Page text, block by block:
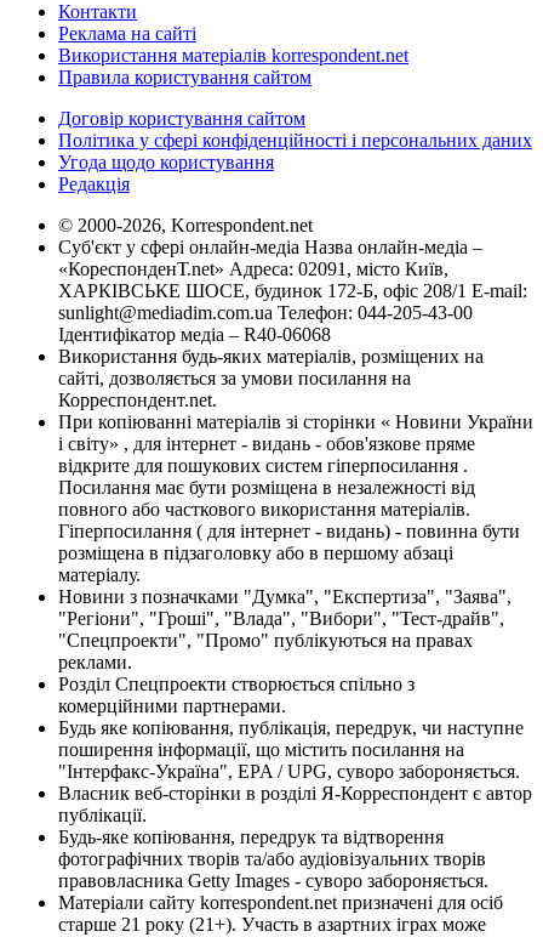
Контакти
Реклама на сайті
Використання матеріалів korrespondent.net
Правила користування сайтом
Договір користування сайтом
Політика у сфері конфіденційності і персональних даних
Угода щодо користування
Редакція
© 2000-2026, Korrespondent.net
Суб'єкт у сфері онлайн-медіа Назва онлайн-медіа –
«КореспонденТ.net» Адреса: 02091, місто Київ,
ХАРКІВСЬКЕ ШОСЕ, будинок 172-Б, офіс 208/1 E-mail:
sunlight@mediadim.com.ua Телефон: 044-205-43-00
Ідентифікатор медіа – R40-06068
Використання будь-яких матеріалів, розміщених на
сайті, дозволяється за умови посилання на
Корреспондент.net.
При копіюванні матеріалів зі сторінки « Новини України
і світу» , для інтернет - видань - обов'язкове пряме
відкрите для пошукових систем гіперпосилання .
Посилання має бути розміщена в незалежності від
повного або часткового використання матеріалів.
Гіперпосилання ( для інтернет - видань) - повинна бути
розміщена в підзаголовку або в першому абзаці
матеріалу.
Новини з позначками "Думка", "Експертиза", "Заява",
"Регіони", "Гроші", "Влада", "Вибори", "Тест-драйв",
"Спецпроекти", "Промо" публікуються на правах
реклами.
Розділ Спецпроекти створюється спільно з
комерційними партнерами.
Будь яке копіювання, публікація, передрук, чи наступне
поширення інформації, що містить посилання на
"Інтерфакс-Україна", EPA / UPG, суворо забороняється.
Власник веб-сторінки в розділі Я-Корреспондент є автор
публікації.
Будь-яке копіювання, передрук та відтворення
фотографічних творів та/або аудіовізуальних творів
правовласника Getty Images - суворо забороняється.
Матеріали сайту korrespondent.net призначені для осіб
старше 21 року (21+). Участь в азартних іграх може